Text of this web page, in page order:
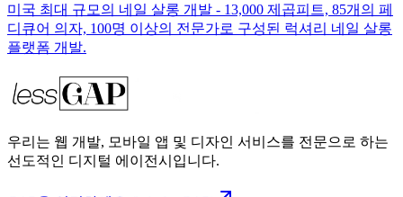
미국 최대 규모의 네일 살롱 개발 - 13,000 제곱피트, 85개의 페
디큐어 의자, 100명 이상의 전문가로 구성된 럭셔리 네일 살롱
플랫폼 개발.
우리는 웹 개발, 모바일 앱 및 디자인 서비스를 전문으로 하는
선도적인 디지털 에이전시입니다.